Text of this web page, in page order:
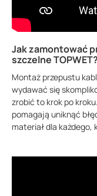
Jak zamontować
szczelne TOPWET?
Montaż przepustu
wydawać się
zrobić to krok po
pomagają uniknąć
materiał dla